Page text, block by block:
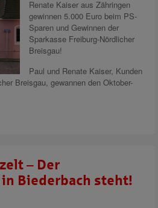
Renate Kaiser aus Zähringen
gewinnen 5.000 Euro beim PS-
Sparen und Gewinnen der
Sparkasse Freiburg-Nördlicher
Breisgau!
Paul und Renate Kaiser, Kunden
Breisgau, gewannen den Oktober-
– Der
Biederbach steht!